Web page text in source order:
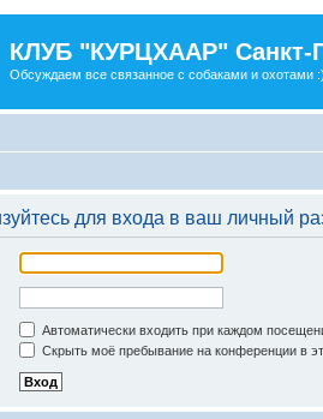
КЛУБ "КУРЦХААР" Санкт-
Обсуждаем все связанное с собаками и охотами
для входа в ваш личный
Автоматически входить при каждом
Скрыть моё пребывание на конференции в